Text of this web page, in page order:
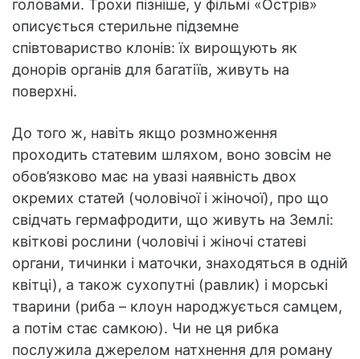
головами. Трохи пізніше, у фільмі «Острів»
описується стерильне підземне
співтовариство клонів: їх вирощують як
донорів органів для багатіїв, живуть на
поверхні.
До того ж, навіть якщо розмноження
проходить статевим шляхом, воно зовсім не
обов’язково має на увазі наявність двох
окремих статей (чоловічої і жіночої), про що
свідчать гермафродити, що живуть на Землі:
квіткові рослини (чоловічі і жіночі статеві
органи, тичинки і маточки, знаходяться в одній
квітці), а також сухопутні (равлик) і морські
тварини (риба – клоун народжується самцем,
а потім стає самкою). Чи не ця рибка
послужила джерелом натхнення для роману